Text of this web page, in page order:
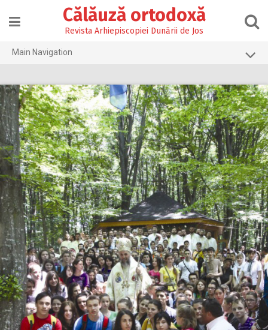
content
Călăuză ortodoxă
Revista Arhiepiscopiei Dunării de Jos
Main Navigation
2026
2025
2024
2023
2022
2021
2020
2019
2018
2017
2016